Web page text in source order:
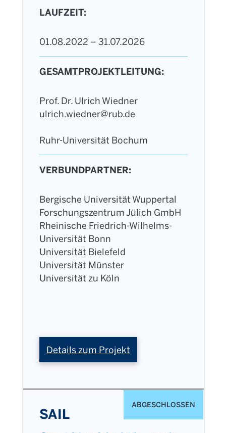
LAUFZEIT:
01.08.2022 – 31.07.2026
GESAMTPROJEKTLEITUNG:
Prof. Dr. Ulrich Wiedner
ulrich.wiedner@rub.de
Ruhr-Universität Bochum
VERBUNDPARTNER:
Bergische Universität Wuppertal
Forschungszentrum Jülich GmbH
Rheinische Friedrich-Wilhelms-
Universität Bonn
Universität Bielefeld
Universität Münster
Universität zu Köln
Details zum Projekt
NRW-
SAIL ABGESCHLOSSEN